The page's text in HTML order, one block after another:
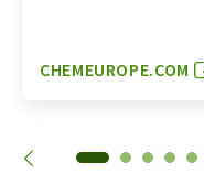
CHEMEUROPE.COM